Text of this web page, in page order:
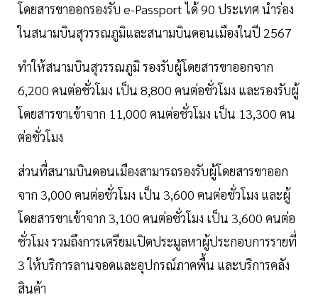
โดยสารขาออกรองรับ e-Passport ได้ 90 ประเทศ นำร่อง
ในสนามบินสุวรรณภูมิและสนามบินดอนเมืองในปี 2567
ทำให้สนามบินสุวรรณภูมิ รองรับผู้โดยสารขาออกจาก
6,200 คนต่อชั่วโมง เป็น 8,800 คนต่อชั่วโมง และรองรับผู้
โดยสารขาเข้าจาก 11,000 คนต่อชั่วโมง เป็น 13,300 คน
ต่อชั่วโมง
ส่วนที่สนามบินดอนเมืองสามารถรองรับผู้โดยสารขาออก
จาก 3,000 คนต่อชั่วโมง เป็น 3,600 คนต่อชั่วโมง และผู้
โดยสารขาเข้าจาก 3,100 คนต่อชั่วโมง เป็น 3,600 คนต่อ
ชั่วโมง รวมถึงการเตรียมเปิดประมูลหาผู้ประกอบการรายที่
3 ให้บริการลานจอดและอุปกรณ์ภาคพื้น และบริการคลัง
สินค้า